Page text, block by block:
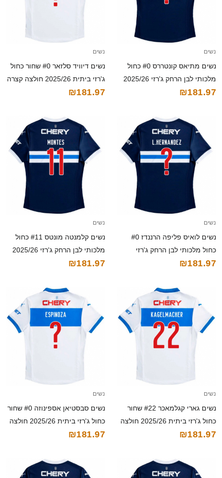
נשים
נשים מתיאס קונטררס #0 כחול
מלכותי לבן הרחק ג'רזי 2025/26
חולצה קצרה
₪181.97
נשים
נשים דיוויד סלזאר #0 שחור כחול
ג'רזי ביתית 2025/26 חולצה קצרה
₪181.97
נשים
נשים לואיס פליפה הרננדז #0
כחול מלכותי לבן הרחק ג'רזי
2025/26 חולצה קצרה
₪181.97
נשים
נשים קלמנטה מונטס #11 כחול
מלכותי לבן הרחק ג'רזי 2025/26
חולצה קצרה
₪181.97
נשים
נשים גארי קגלמאכר #22 שחור
כחול ג'רזי ביתית 2025/26 חולצה
קצרה
₪181.97
נשים
נשים סבסטיאן אספינוזה #0 שחור
כחול ג'רזי ביתית 2025/26 חולצה
קצרה
₪181.97